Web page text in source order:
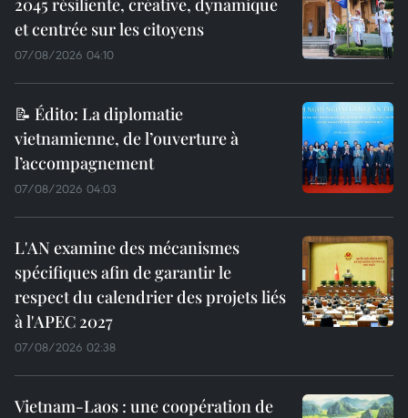
et centrée sur les citoyens
07/08/2026 04:10
📝 Édito: La diplomatie
vietnamienne, de l’ouverture à
l’accompagnement
07/08/2026 04:03
L'AN examine des mécanismes
spécifiques afin de garantir le
respect du calendrier des projets liés
à l'APEC 2027
07/08/2026 02:38
Vietnam-Laos : une coopération de